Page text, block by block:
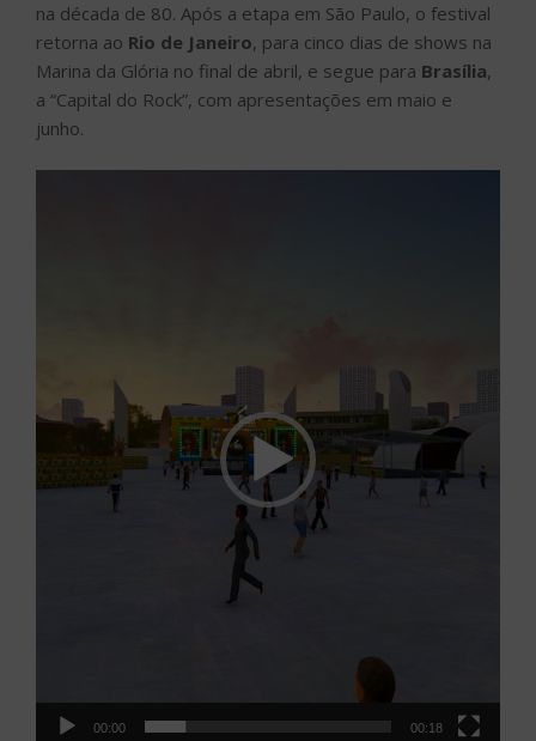
na década de 80. Após a etapa em São Paulo, o festival
retorna ao Rio de Janeiro, para cinco dias de shows na
Marina da Glória no final de abril, e segue para Brasília,
a “Capital do Rock”, com apresentações em maio e
junho.
00:00 00:18